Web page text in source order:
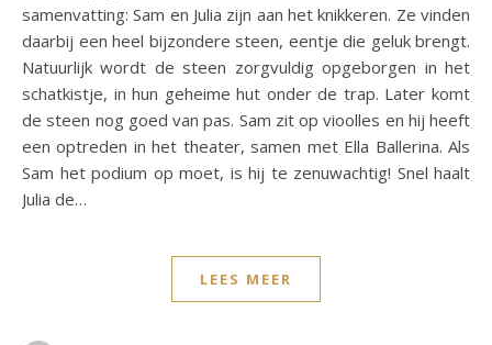
samenvatting: Sam en Julia zijn aan het knikkeren. Ze vinden
daarbij een heel bijzondere steen, eentje die geluk brengt.
Natuurlijk wordt de steen zorgvuldig opgeborgen in het
schatkistje, in hun geheime hut onder de trap. Later komt
de steen nog goed van pas. Sam zit op vioolles en hij heeft
een optreden in het theater, samen met Ella Ballerina. Als
Sam het podium op moet, is hij te zenuwachtig! Snel haalt
Julia de…
LEES MEER